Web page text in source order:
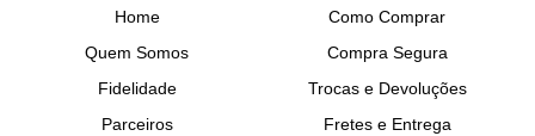
Home
Quem Somos
Fidelidade
Parceiros
Como Comprar
Compra Segura
Trocas e Devoluções
Fretes e Entrega